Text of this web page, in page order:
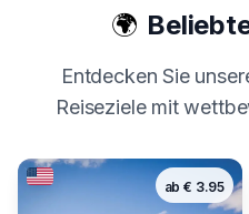
🌍
Entdecken Sie
Reiseziele mit
ab € 3.95